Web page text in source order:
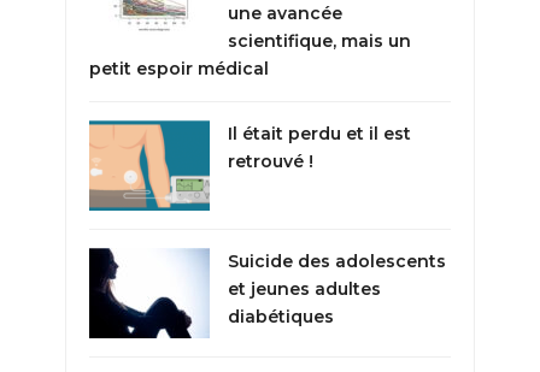
une avancée
scientifique, mais un
petit espoir médical
Il était perdu et il est
retrouvé !
Suicide des adolescents
et jeunes adultes
diabétiques